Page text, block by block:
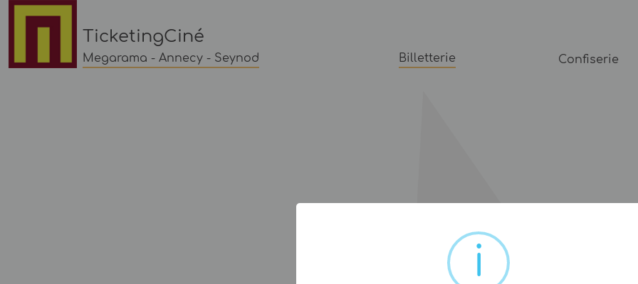
TicketingCiné
Megarama - Annecy - Seynod Billetterie Confiserie